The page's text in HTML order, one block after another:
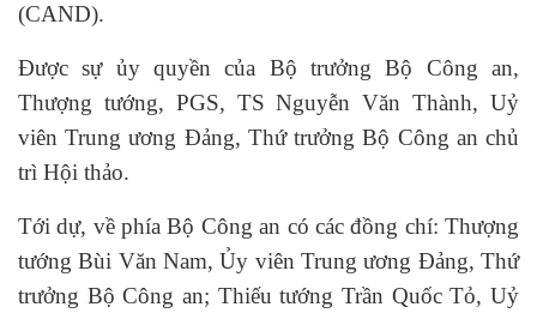
(CAND).
Được sự ủy quyền của Bộ trưởng Bộ Công an,
Thượng tướng, PGS, TS Nguyễn Văn Thành, Uỷ
viên Trung ương Đảng, Thứ trưởng Bộ Công an chủ
trì Hội thảo.
Tới dự, về phía Bộ Công an có các đồng chí: Thượng
tướng Bùi Văn Nam, Ủy viên Trung ương Đảng, Thứ
trưởng Bộ Công an; Thiếu tướng Trần Quốc Tỏ, Uỷ